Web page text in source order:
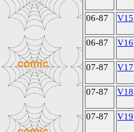
06-87 V15
06-87 V16
07-87 V17
07-87 V18
07-87 V19